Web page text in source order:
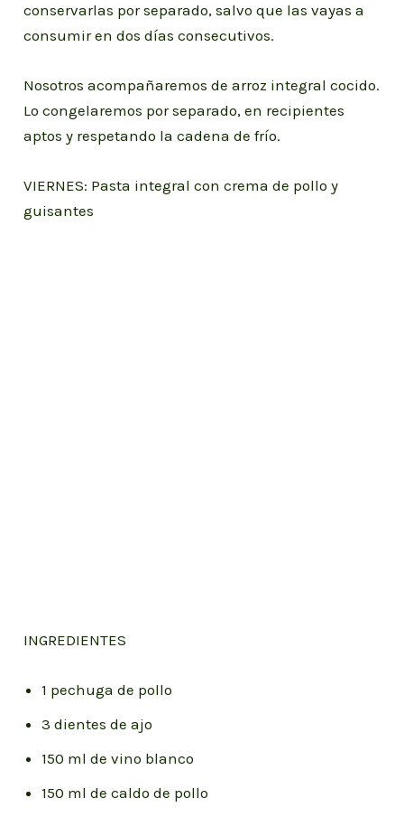
conservarlas por separado, salvo que las vayas a
consumir en dos días consecutivos.
Nosotros acompañaremos de arroz integral cocido.
Lo congelaremos por separado, en recipientes
aptos y respetando la cadena de frío.
VIERNES: Pasta integral con crema de pollo y
guisantes
INGREDIENTES
1 pechuga de pollo
3 dientes de ajo
150 ml de vino blanco
150 ml de caldo de pollo